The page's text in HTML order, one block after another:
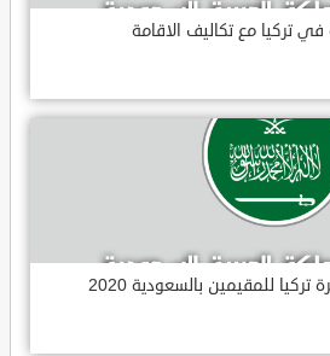
تركيا مع تكاليف الاقامة
للمقيمين بالسعودية 2020